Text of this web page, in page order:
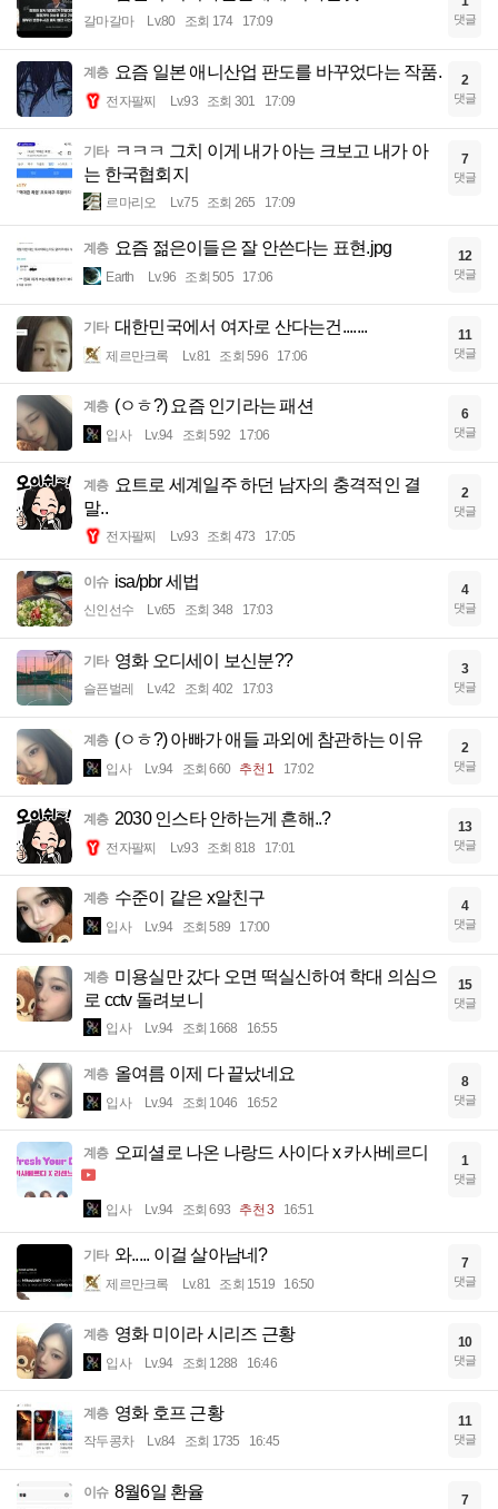
갈마갈마 Lv.80 조회 174 17:09 댓글
계층 요즘 일본 애니산업 판도를 바꾸었다는 작품.
전자팔찌 Lv.93 조회 301 17:09
2
댓글
기타
ㅋㅋㅋ 그치 이게 내가 아는 크보고 내가 아
는 한국협회지
르마리오 Lv.75 조회 265 17:09
7
댓글
계층 요즘 젊은이들은 잘 안쓴다는 표현.jpg
Earth Lv.96 조회 505 17:06
12
댓글
기타 대한민국에서 여자로 산다는건.......
제르만크록 Lv.81 조회 596 17:06
11
댓글
계층 (ㅇㅎ?) 요즘 인기라는 패션
입사 Lv.94 조회 592 17:06
6
댓글
계층 요트로 세계일주 하던 남자의 충격적인 결
말..
전자팔찌 Lv.93 조회 473 17:05
2
댓글
이슈 isa/pbr 세법
신인선수 Lv.65 조회 348 17:03
4
댓글
기타 영화 오디세이 보신분??
슬픈벌레 Lv.42 조회 402 17:03
3
댓글
계층 (ㅇㅎ?) 아빠가 애들 과외에 참관하는 이유
입사 Lv.94 조회 660 추천 1 17:02
2
댓글
계층 2030 인스타 안하는게 흔해..?
전자팔찌 Lv.93 조회 818 17:01
13
댓글
계층 수준이 같은 x알친구
입사 Lv.94 조회 589 17:00
4
댓글
계층 미용실만 갔다 오면 떡실신하여 학대 의심으
로 cctv 돌려보니
입사 Lv.94 조회 1668 16:55
15
댓글
계층 올여름 이제 다 끝났네요
입사 Lv.94 조회 1046 16:52
8
댓글
계층 오피셜로 나온 나랑드 사이다 x 카사베르디
입사 Lv.94 조회 693 추천 3 16:51
1
댓글
기타 와..... 이걸 살아남네?
제르만크록 Lv.81 조회 1519 16:50
7
댓글
계층 영화 미이라 시리즈 근황
입사 Lv.94 조회 1288 16:46
10
댓글
계층 영화 호프 근황
작두콩차 Lv.84 조회 1735 16:45
11
댓글
이슈 8월6일 환율 7